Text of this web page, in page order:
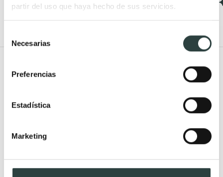
partir del uso que haya hecho de sus servicios.
Necesarias
Preferencias
Estadística
Marketing
+ 2
Muebles de baño Modernos
natural